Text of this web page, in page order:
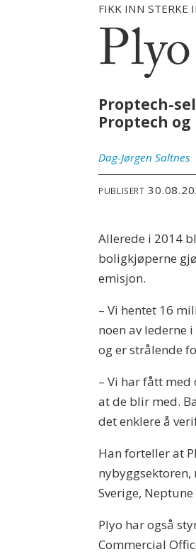
FIKK INN
Proptech-
Proptech
Dag-Jørgen Saltnes
PUBLISERT
Allerede i 2014
boligkjøperne
emisjon.
– Vi hentet 16
noen av lederne
og er strålende
– Vi har fått
at de blir med.
det enklere å
Han forteller at
Sverige,
Plyo har også
Commercial